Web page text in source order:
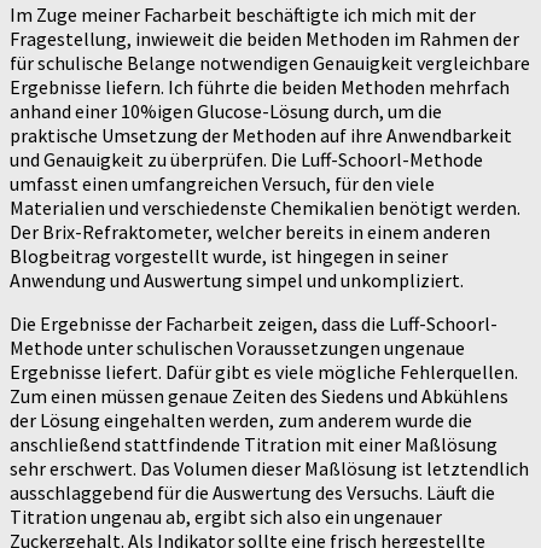
Im Zuge meiner Facharbeit beschäftigte ich mich mit der
Fragestellung, inwieweit die beiden Methoden im Rahmen der
für schulische Belange notwendigen Genauigkeit vergleichbare
Ergebnisse liefern. Ich führte die beiden Methoden mehrfach
anhand einer 10%igen Glucose-Lösung durch, um die
praktische Umsetzung der Methoden auf ihre Anwendbarkeit
und Genauigkeit zu überprüfen. Die Luff-Schoorl-Methode
umfasst einen umfangreichen Versuch, für den viele
Materialien und verschiedenste Chemikalien benötigt werden.
Der Brix-Refraktometer, welcher bereits in einem anderen
Blogbeitrag vorgestellt wurde, ist hingegen in seiner
Anwendung und Auswertung simpel und unkompliziert.
Die Ergebnisse der Facharbeit zeigen, dass die Luff-Schoorl-
Methode unter schulischen Voraussetzungen ungenaue
Ergebnisse liefert. Dafür gibt es viele mögliche Fehlerquellen.
Zum einen müssen genaue Zeiten des Siedens und Abkühlens
der Lösung eingehalten werden, zum anderem wurde die
anschließend stattfindende Titration mit einer Maßlösung
sehr erschwert. Das Volumen dieser Maßlösung ist letztendlich
ausschlaggebend für die Auswertung des Versuchs. Läuft die
Titration ungenau ab, ergibt sich also ein ungenauer
Zuckergehalt. Als Indikator sollte eine frisch hergestellte